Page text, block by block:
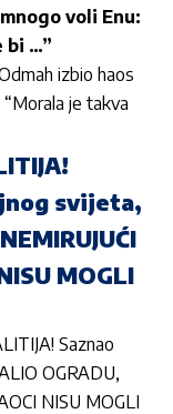
voli Enu:
bi …”
izbio haos
je takva
svijeta,
MOGLI
Saznao
OGRADU,
NISU MOGLI